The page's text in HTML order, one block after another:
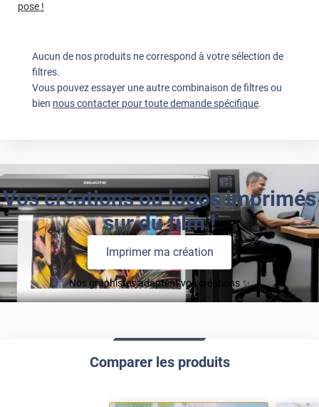
pose !
Aucun de nos produits ne correspond à votre sélection de
filtres.
Vous pouvez essayer une autre combinaison de filtres ou
bien nous contacter pour toute demande spécifique.
Vos créations ou logos imprimés
sur du film !
Imprimer ma création
Nos graphistes adaptent vos créations ✨
Comparer les produits